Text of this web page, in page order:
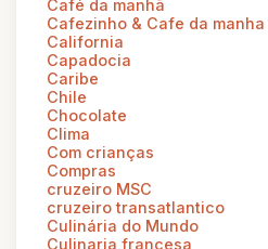
Café da manhã
Cafezinho & Cafe da manha
California
Capadocia
Caribe
Chile
Chocolate
Clima
Com crianças
Compras
cruzeiro MSC
cruzeiro transatlantico
Culinária do Mundo
Culinaria francesa